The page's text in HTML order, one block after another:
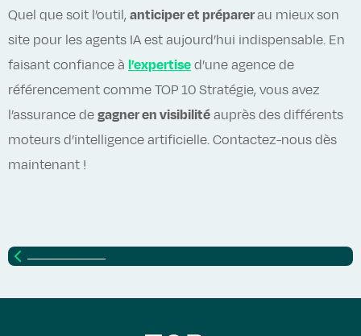
Quel que soit l’outil, anticiper et préparerau mieux son
site pour les agents IA est aujourd’hui indispensable. En
faisant confiance à l’expertise d’une agence de
référencement comme TOP 10 Stratégie, vous avez
l’assurance de gagner en visibilité auprès des différents
moteurs d’intelligence artificielle. Contactez-nous dès
maintenant !